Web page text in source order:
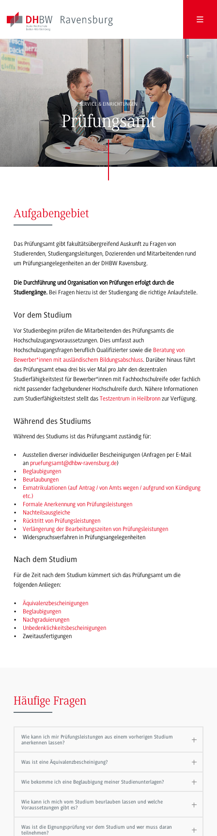
SERVICE & EINRICHTUNGEN
Prüfungsamt
Aufgabengebiet
Das Prüfungsamt gibt fakultätsübergreifend Auskunft zu Fragen von
Studierenden, Studiengangsleitungen, Dozierenden und Mitarbeitenden rund
um Prüfungsangelegenheiten an der DHBW Ravensburg.
Die Durchführung und Organisation von Prüfungen erfolgt durch die
Studiengänge. Bei Fragen hierzu ist der Studiengang die richtige Anlaufstelle.
Vor dem Studium
Vor Studienbeginn prüfen die Mitarbeitenden des Prüfungsamts die
Hochschulzugangsvoraussetzungen. Dies umfasst auch
Hochschulzugangsfragen beruflich Qualifizierter sowie die Beratung von
Bewerber*innen mit ausländischem Bildungsabschluss. Darüber hinaus führt
das Prüfungsamt etwa drei bis vier Mal pro Jahr den dezentralen
Studierfähigkeitstest für Bewerber*innen mit Fachhochschulreife oder fachlich
nicht passender fachgebundener Hochschulreife durch. Nähere Informationen
zum Studierfähigkeitstest stellt das Testzentrum in Heilbronn zur Verfügung.
Während des Studiums
Während des Studiums ist das Prüfungsamt zuständig für:
Ausstellen diverser individueller Bescheinigungen (Anfragen per E-Mail
an pruefungsamt@dhbw-ravensburg.de)
Beglaubigungen
Beurlaubungen
Exmatrikulationen (auf Antrag / von Amts wegen / aufgrund von Kündigung
etc.)
Formale Anerkennung von Prüfungsleistungen
Nachteilsausgleiche
Rücktritt von Prüfungsleistungen
Verlängerung der Bearbeitungszeiten von Prüfungsleistungen
Widerspruchsverfahren in Prüfungsangelegenheiten
Nach dem Studium
Für die Zeit nach dem Studium kümmert sich das Prüfungsamt um die
folgenden Anliegen:
Äquivalenzbescheinigungen
Beglaubigungen
Nachgraduierungen
Unbedenklichkeitsbescheinigungen
Zweitausfertigungen
Häufige Fragen
Wie kann ich mir Prüfungsleistungen aus einem vorherigen Studium
anerkennen lassen?
Was ist eine Äquivalenzbescheinigung?
Wie bekomme ich eine Beglaubigung meiner Studienunterlagen?
Wie kann ich mich vom Studium beurlauben lassen und welche
Voraussetzungen gibt es?
Was ist die Eignungsprüfung vor dem Studium und wer muss daran
teilnehmen?